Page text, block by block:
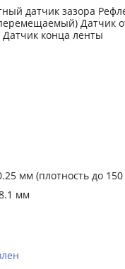
датчик зазора
Датчик
Датчик конца ленты
мм (плотность до
мм